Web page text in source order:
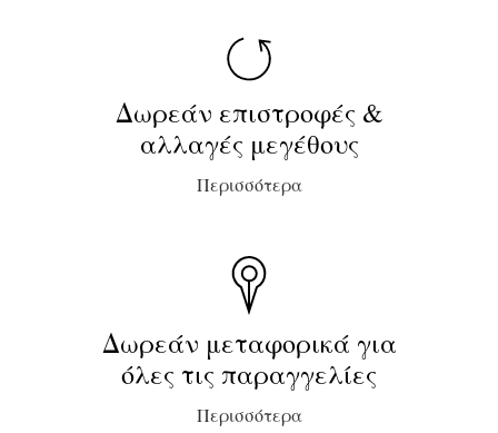
Δωρεάν επιστροφές &
αλλαγές μεγέθους
Περισσότερα
Δωρεάν μεταφορικά για
όλες τις παραγγελίες
Περισσότερα